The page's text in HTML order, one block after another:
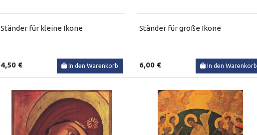
Ständer für kleine Ikone
4,50 € In den Warenkorb
Ständer für große Ikone
6,00 € In den Warenkorb